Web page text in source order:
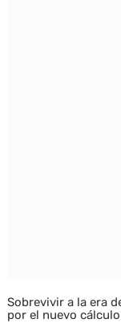
Sobrevivir a la era
por el nuevo